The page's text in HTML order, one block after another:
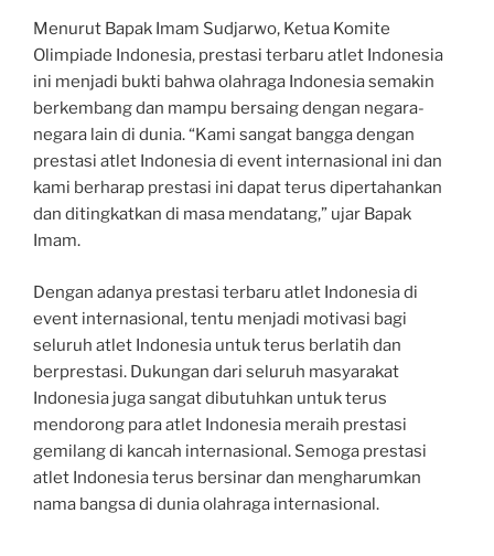
Menurut Bapak Imam Sudjarwo, Ketua Komite
Olimpiade Indonesia, prestasi terbaru atlet Indonesia
ini menjadi bukti bahwa olahraga Indonesia semakin
berkembang dan mampu bersaing dengan negara-
negara lain di dunia. “Kami sangat bangga dengan
prestasi atlet Indonesia di event internasional ini dan
kami berharap prestasi ini dapat terus dipertahankan
dan ditingkatkan di masa mendatang,” ujar Bapak
Imam.
Dengan adanya prestasi terbaru atlet Indonesia di
event internasional, tentu menjadi motivasi bagi
seluruh atlet Indonesia untuk terus berlatih dan
berprestasi. Dukungan dari seluruh masyarakat
Indonesia juga sangat dibutuhkan untuk terus
mendorong para atlet Indonesia meraih prestasi
gemilang di kancah internasional. Semoga prestasi
atlet Indonesia terus bersinar dan mengharumkan
nama bangsa di dunia olahraga internasional.